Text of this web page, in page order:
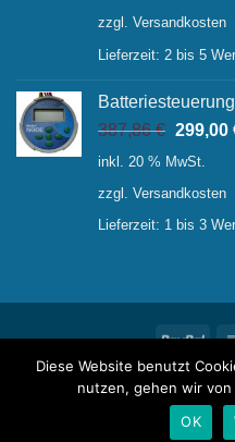
zzgl. Versandkosten
Lieferzeit: 2 bis 5
387,86€
Preis
387,86 €
299,00
inkl. 20 % MwSt.
zzgl. Versandkosten
Lieferzeit: 1 bis 3
NEWS
Copyright 2026 ©
Diese Website benutzt
nutzen, gehen wir von
OK